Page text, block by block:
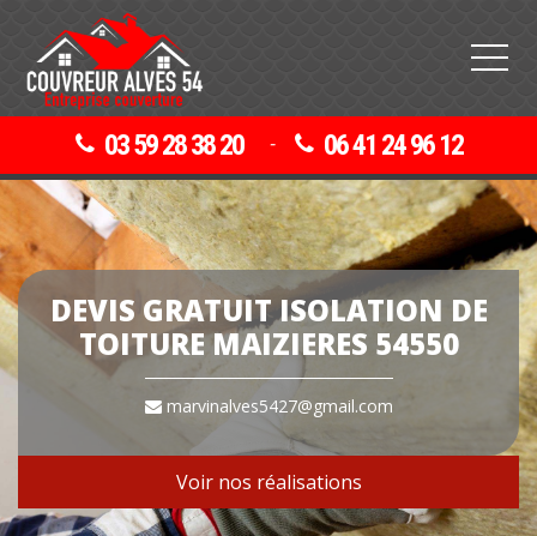
03 59 28 38 20 - 06 41 24 96 12
DEVIS GRATUIT ISOLATION DE
TOITURE MAIZIERES 54550
marvinalves5427@gmail.com
Voir nos réalisations